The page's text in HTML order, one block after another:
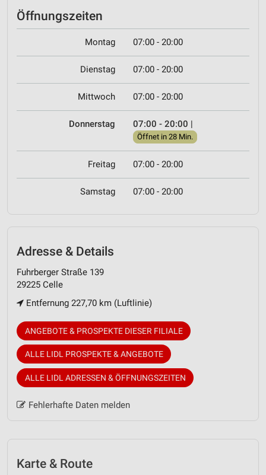
Öffnungszeiten
Montag 07:00 - 20:00
Dienstag 07:00 - 20:00
Mittwoch 07:00 - 20:00
Donnerstag 07:00 - 20:00 |
Öffnet in 28 Min.
Freitag 07:00 - 20:00
Samstag 07:00 - 20:00
Adresse & Details
Fuhrberger Straße 139
29225 Celle
Entfernung 227,70 km (Luftlinie)
ANGEBOTE & PROSPEKTE DIESER FILIALE
ALLE LIDL PROSPEKTE & ANGEBOTE
ALLE LIDL ADRESSEN & ÖFFNUNGSZEITEN
Fehlerhafte Daten melden
Karte & Route